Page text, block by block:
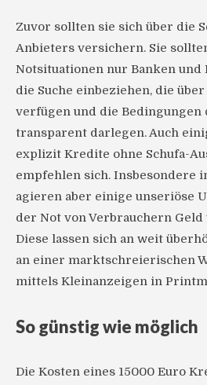
Zuvor sollten sie sich über die
Anbieters versichern. Sie
Notsituationen nur Banken
die Suche einbeziehen, die
verfügen und die Bedingungen
transparent darlegen. Auch
explizit Kredite ohne Schufa-
empfehlen sich. Insbesondere
agieren aber einige unseriöse
der Not von Verbrauchern
Diese lassen sich an weit
an einer marktschreierischen
mittels Kleinanzeigen in
So günstig wie möglich
Die Kosten eines 15000 Euro